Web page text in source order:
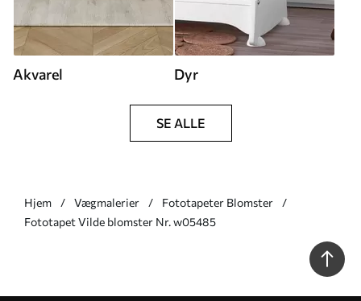
Akvarel Dyr
SE ALLE
Hjem Vægmalerier
Fototapeter Blomster
Fototapet Vilde blomster Nr. w05485